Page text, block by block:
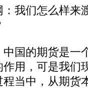
们怎么样来
的期货是一
作用，可是我们
程当中，从期货